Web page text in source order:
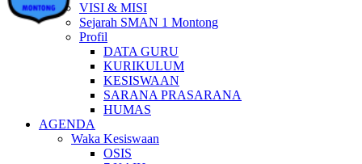
VISI & MISI
Sejarah SMAN 1 Montong
Profil
DATA GURU
KURIKULUM
KESISWAAN
SARANA PRASARANA
HUMAS
AGENDA
Waka Kesiswaan
OSIS